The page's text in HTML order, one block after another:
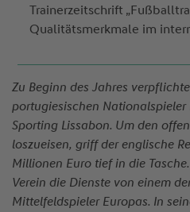
Trainerzeitschrift
Qualitätsmerkmale im
Zu Beginn des Jahres
portugiesischen Nationalspieler
Sporting Lissabon. Um den
loszueisen, griff der englische
Millionen Euro tief in die
Verein die Dienste von einem
Mittelfeldspieler Europas. In